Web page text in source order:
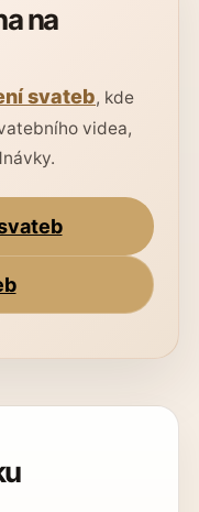
na
svateb, kde
videa,